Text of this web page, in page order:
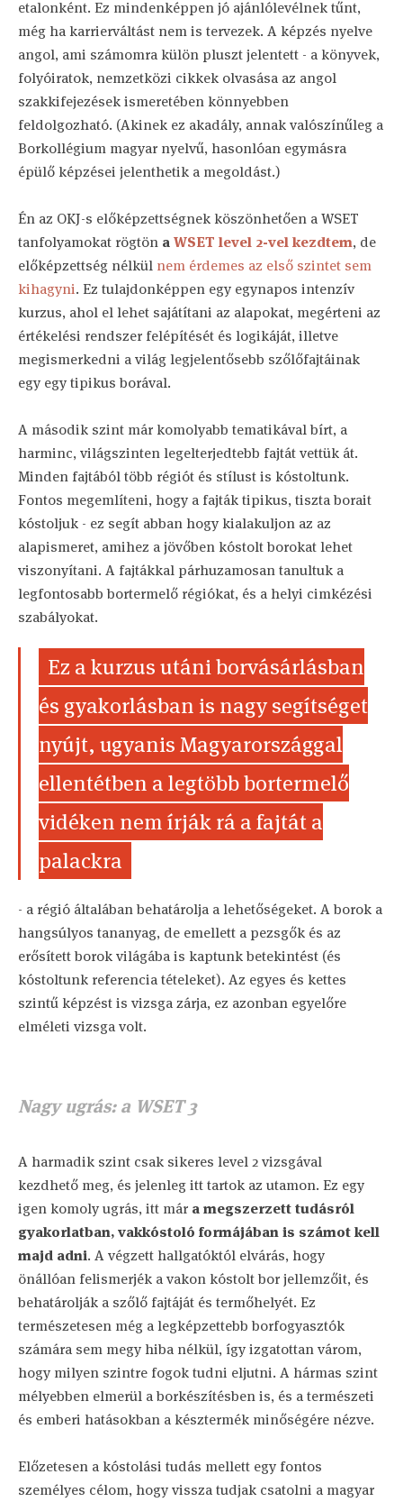
etalonként. Ez mindenképpen jó ajánlólevélnek tűnt,
még ha karrierváltást nem is tervezek. A képzés nyelve
angol, ami számomra külön pluszt jelentett - a könyvek,
folyóiratok, nemzetközi cikkek olvasása az angol
szakkifejezések ismeretében könnyebben
feldolgozható. (Akinek ez akadály, annak valószínűleg a
Borkollégium magyar nyelvű, hasonlóan egymásra
épülő képzései jelenthetik a megoldást.)
Én az OKJ-s előképzettségnek köszönhetően a WSET
tanfolyamokat rögtön aWSET level 2-vel kezdtem, de
előképzettség nélkül nem érdemes az első szintet sem
kihagyni. Ez tulajdonképpen egy egynapos intenzív
kurzus, ahol el lehet sajátítani az alapokat, megérteni az
értékelési rendszer felépítését és logikáját, illetve
megismerkedni a világ legjelentősebb szőlőfajtáinak
egy egy tipikus borával.
A második szint már komolyabb tematikával bírt, a
harminc, világszinten legelterjedtebb fajtát vettük át.
Minden fajtából több régiót és stílust is kóstoltunk.
Fontos megemlíteni, hogy a fajták tipikus, tiszta borait
kóstoljuk - ez segít abban hogy kialakuljon az az
alapismeret, amihez a jövőben kóstolt borokat lehet
viszonyítani. A fajtákkal párhuzamosan tanultuk a
legfontosabb bortermelő régiókat, és a helyi cimkézési
szabályokat.
Ez a kurzus utáni borvásárlásban
és gyakorlásban is nagy segítséget
nyújt, ugyanis Magyarországgal
ellentétben a legtöbb bortermelő
vidéken nem írják rá a fajtát a
palackra
- a régió általában behatárolja a lehetőségeket. A borok a
hangsúlyos tananyag, de emellett a pezsgők és az
erősített borok világába is kaptunk betekintést (és
kóstoltunk referencia tételeket). Az egyes és kettes
szintű képzést is vizsga zárja, ez azonban egyelőre
elméleti vizsga volt.
Nagy ugrás: a WSET 3
A harmadik szint csak sikeres level 2 vizsgával
kezdhető meg, és jelenleg itt tartok az utamon. Ez egy
igen komoly ugrás, itt már a megszerzett tudásról
gyakorlatban, vakkóstoló formájában is számot kell
majd adni. A végzett hallgatóktól elvárás, hogy
önállóan felismerjék a vakon kóstolt bor jellemzőit, és
behatárolják a szőlő fajtáját és termőhelyét. Ez
természetesen még a legképzettebb borfogyasztók
számára sem megy hiba nélkül, így izgatottan várom,
hogy milyen szintre fogok tudni eljutni. A hármas szint
mélyebben elmerül a borkészítésben is, és a természeti
és emberi hatásokban a késztermék minőségére nézve.
Előzetesen a kóstolási tudás mellett egy fontos
személyes célom, hogy vissza tudjak csatolni a magyar